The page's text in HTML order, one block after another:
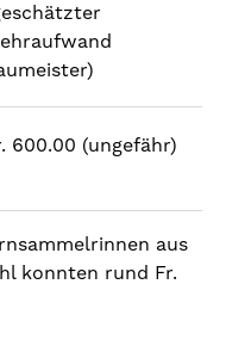
600.00 (ungefähr)
aus
konnten rund Fr.